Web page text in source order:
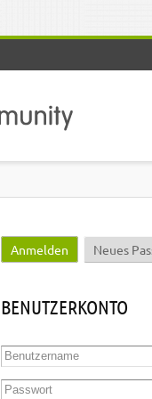
Haupt-Reiter
Anmelden (aktiver
Neues
BENUTZERKONTO
Benutzername
Passwort